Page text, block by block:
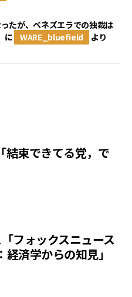
たが、ベネズエラでの独裁は
に WARE_bluefield より
結束できてる党，で
フォックスニュース
済学からの知見」